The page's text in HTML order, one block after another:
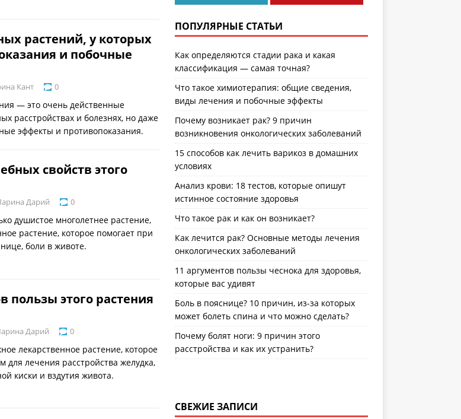
растений, у которых
и побочные
Кант 0
— это очень действенные
расстройствах и болезнях, но даже
эффекты и противопоказания.
свойств этого
Дарий 0
душистое многолетнее растение,
растение, которое помогает при
боли в животе.
пользы этого растения
Дарий 0
лекарственное растение, которое
для лечения расстройства желудка,
киски и вздутия живота.
ПОПУЛЯРНЫЕ СТАТЬИ
Как определяются стадии рака и какая
классификация — самая точная?
Что такое химиотерапия: общие сведения,
виды лечения и побочные эффекты
Почему возникает рак? 9 причин
возникновения онкологических заболеваний
15 способов как лечить варикоз в домашних
условиях
Анализ крови: 18 тестов, которые опишут
истинное состояние здоровья
Что такое рак и как он возникает?
Как лечится рак? Основные методы лечения
онкологических заболеваний
11 аргументов пользы чеснока для здоровья,
которые вас удивят
Боль в пояснице? 10 причин, из-за которых
может болеть спина и что можно сделать?
Почему болят ноги: 9 причин этого
расстройства и как их устранить?
СВЕЖИЕ ЗАПИСИ